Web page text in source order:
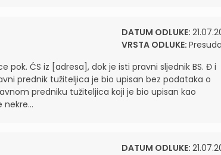
DATUM ODLUKE:
VRSTA ODLUKE: Presuda
pok. ĆS iz [adresa], dok je isti pravni sljednik BS. Đ i
prednik tužiteljica je bio upisan bez podataka o
predniku tužiteljica koji je bio upisan kao
nekre...
DATUM ODLUKE: